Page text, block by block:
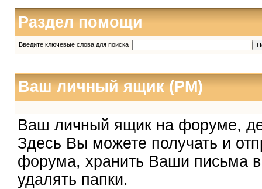
Раздел помощи
Введите ключевые слова для поиска
Ваш личный ящик (PM)
Ваш личный ящик на форуме,
Здесь Вы можете получать и
форума, хранить Ваши письма в
удалять папки.